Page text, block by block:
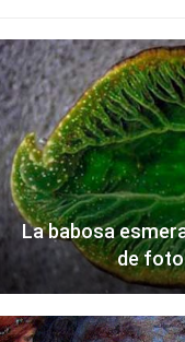
La babosa
de